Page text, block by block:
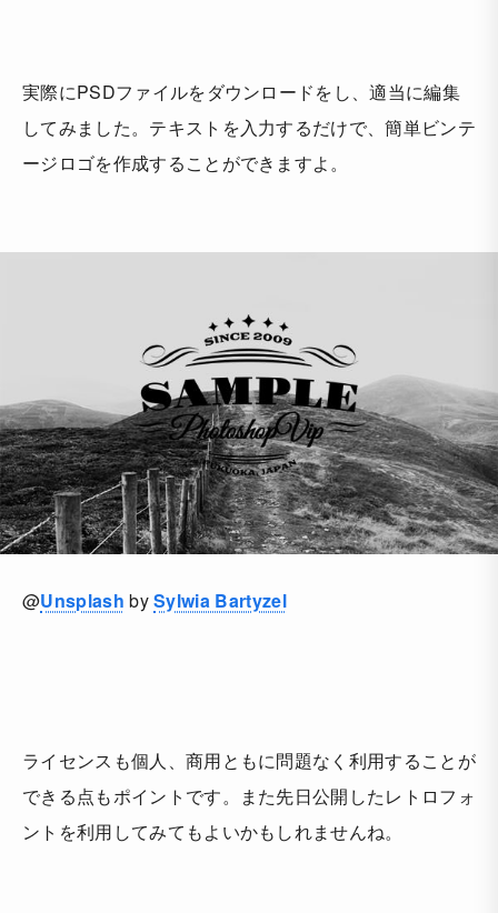
実際にPSDファイルをダウンロードをし、適当に編集
してみました。テキストを入力するだけで、簡単ビンテ
ージロゴを作成することができますよ。
@Unsplash bySylwia Bartyzel
ライセンスも個人、商用ともに問題なく利用することが
できる点もポイントです。また先日公開したレトロフォ
ントを利用してみてもよいかもしれませんね。